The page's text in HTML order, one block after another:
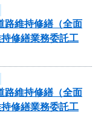
維持修繕（全面
修繕業務委託工
維持修繕（全面
修繕業務委託工